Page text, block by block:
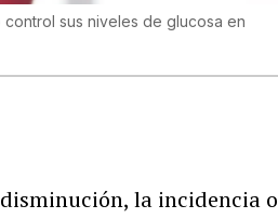
sus niveles de glucosa en
la incidencia o